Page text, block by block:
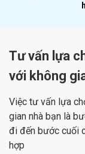
Tư vấn lựa
với không
Việc tư vấn lựa
gian nhà bạn là
đi đến bước cuối
hợp